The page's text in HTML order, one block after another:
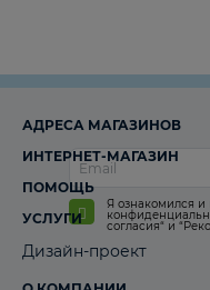
Я ознакомился
согласия“ и
АДРЕСА МАГАЗИНОВ
ИНТЕРНЕТ-МАГАЗИН
ПОМОЩЬ
УСЛУГИ
Дизайн-проект